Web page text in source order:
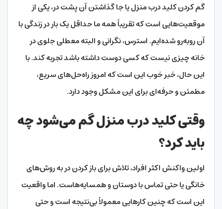
گم کردن کلید درب منزل یا جا گذاشتن آن پشت در، یکی از
موقعیت‌هایی است که تقریباً همه ما حداقل یک بار در زندگی با
آن روبه‌رو شده‌ایم. استرس، نگرانی و البته معطلی جلوی در
خانه چیزی نیست که کسی دوست داشته باشد تجربه کند. با
این حال، خبر خوب این است که امروز راه‌حل‌های سریع،
مطمئن و حرفه‌ای برای این مشکل وجود دارد.
وقتی کلید درب منزل گم می‌شود چه
باید کرد؟
اولین واکنش اکثر افراد، تلاش برای باز کردن در به روش‌های
خانگی یا حتی تماس با دوستان و همسایه‌هاست. اما واقعیت
این است که چنین کارهایی معمولاً بی‌نتیجه است و حتی